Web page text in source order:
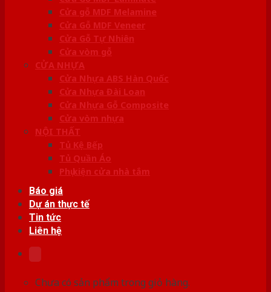
Cửa gỗ MDF Melamine
Cửa Gỗ MDF Veneer
Cửa Gỗ Tự Nhiên
Cửa vòm gỗ
CỬA NHỰA
Cửa Nhựa ABS Hàn Quốc
Cửa Nhựa Đài Loan
Cửa Nhựa Gỗ Composite
Cửa vòm nhựa
NỘI THẤT
Tủ Kệ Bếp
Tủ Quần Áo
Phụ kiện cửa nhà tắm
Báo giá
Dự án thực tế
Tin tức
Liên hệ
Chưa có sản phẩm trong giỏ hàng.